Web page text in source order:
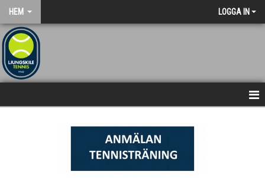
HEM LOGGA IN